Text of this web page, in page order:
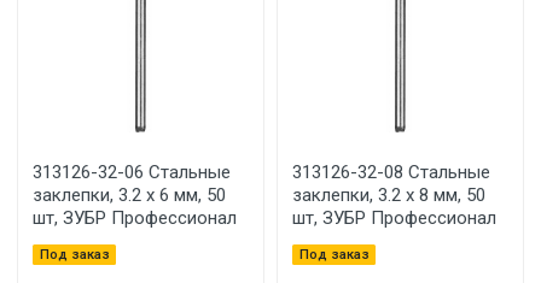
313126-32-06 Стальные
заклепки, 3.2 х 6 мм, 50
шт, ЗУБР Профессионал
Под заказ
313126-32-08 Стальные
заклепки, 3.2 х 8 мм, 50
шт, ЗУБР Профессионал
Под заказ